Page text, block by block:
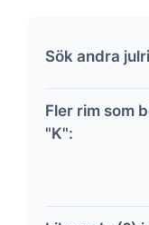
Sök andra
Fler rim som
"K":